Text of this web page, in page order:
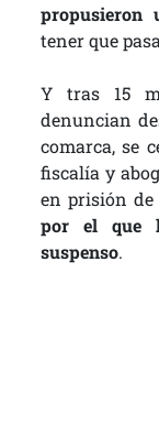
propusieron
tener que
Y tras 15
denuncian
comarca, se
fiscalía y
en prisión
por el que
suspenso.